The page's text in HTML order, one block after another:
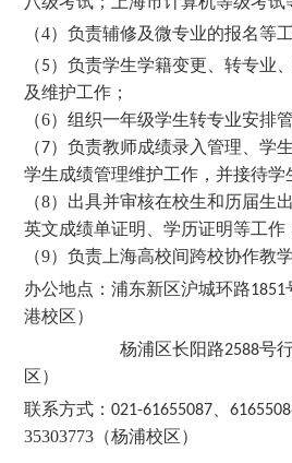
（4）负责辅修及微专业的报名等工
（5）负责学生学籍变更、转专业
及维护工作；
（6）组织一年级学生转专业安排
（7）负责教师成绩录入管理、学
学生成绩管理维护工作，并接待学
（8）出具并审核在校生和历届生
英文成绩单证明、学历证明等工作
（9）负责上海高校间跨校协作教
办公地点：浦东新区沪城环路1851
港校区）
杨浦区长阳路2588号
区）
联系方式：021-61655087、
35303773 （杨浦校区）